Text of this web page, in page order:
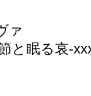
ァ
と眠る哀-